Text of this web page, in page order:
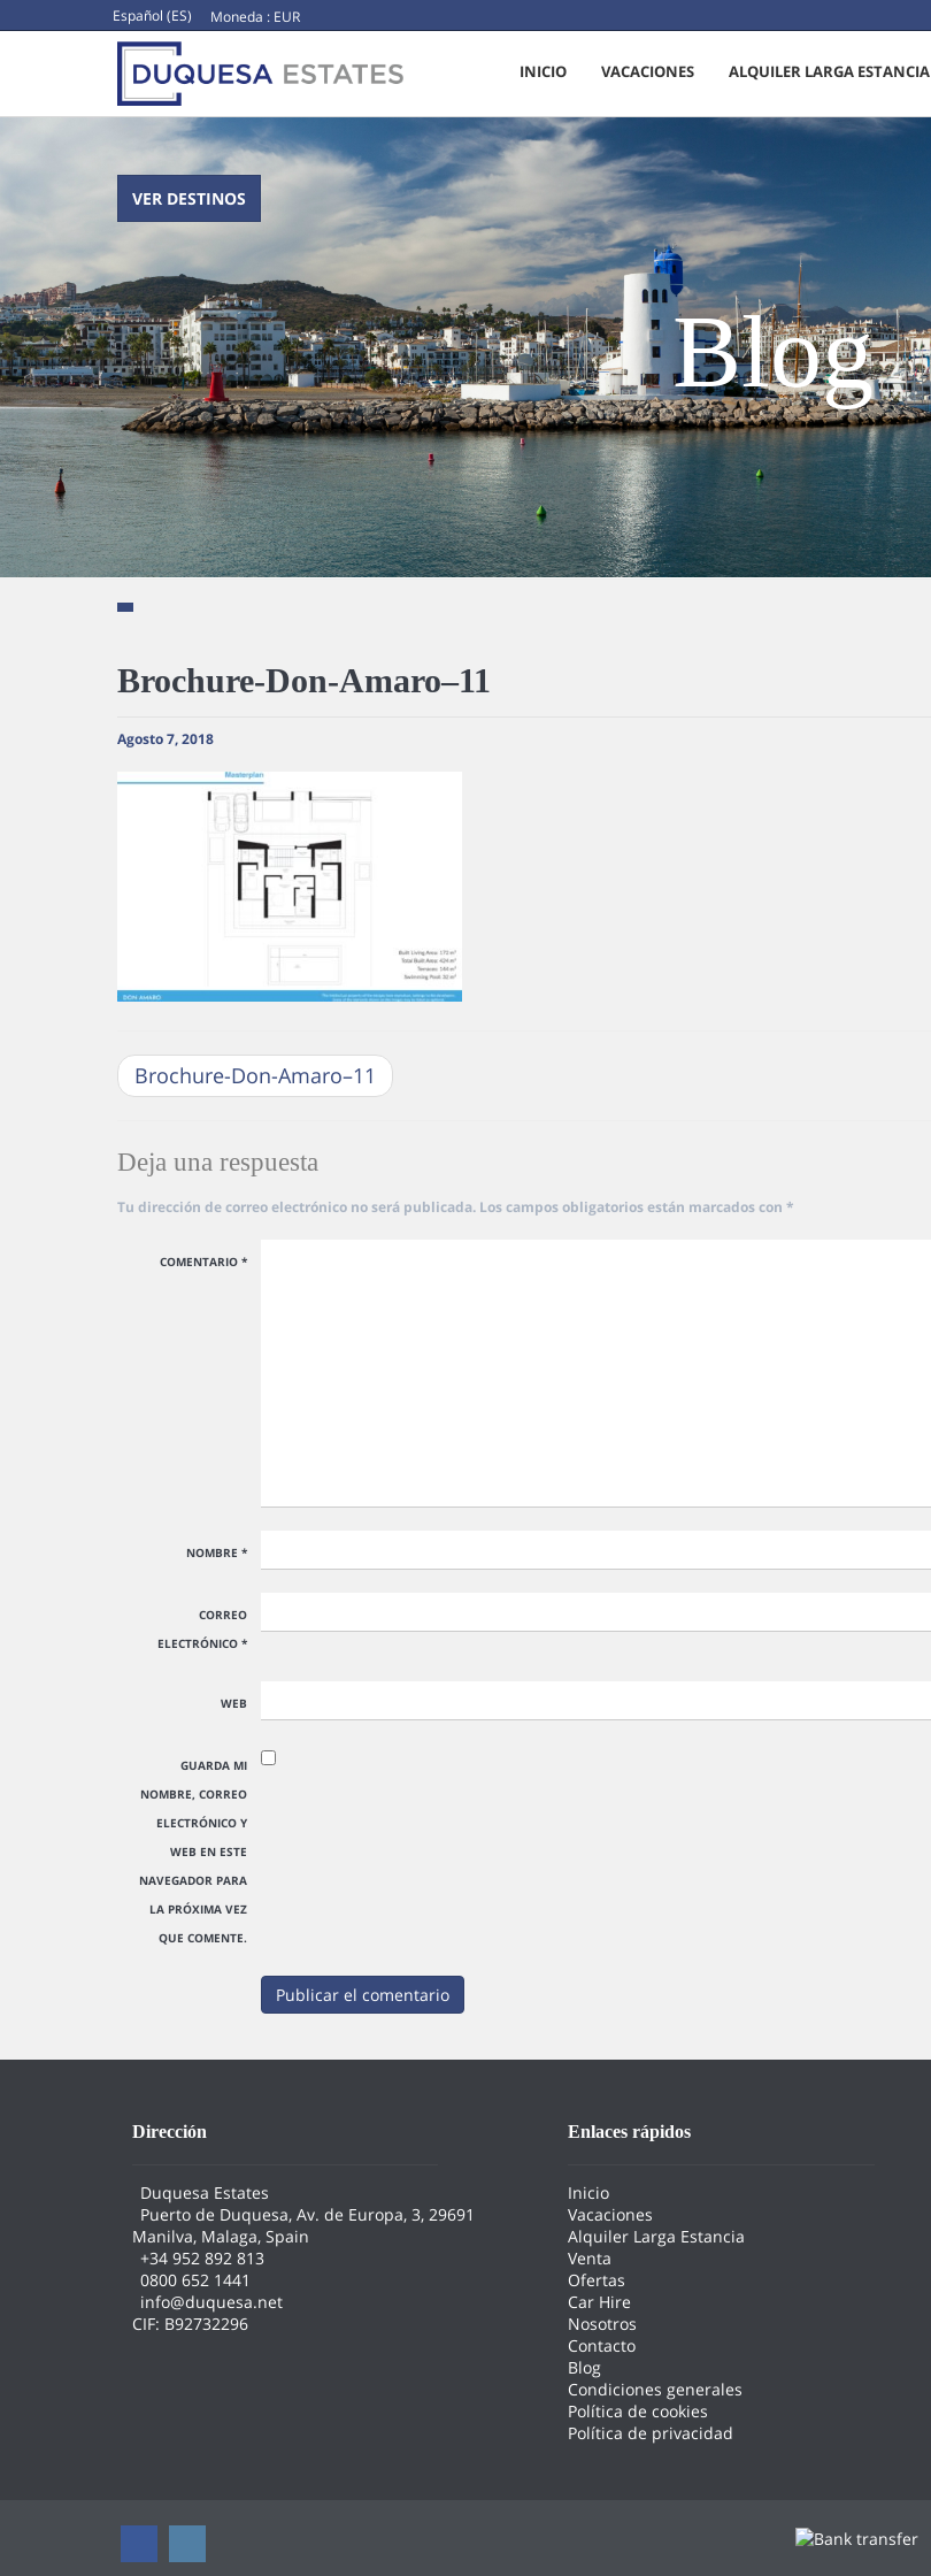
Español (ES) Moneda : EUR
INICIO VACACIONES ALQUILER LARGA ESTANCIA
VER DESTINOS
Blog
Brochure-Don-Amaro–11
Agosto 7, 2018
Brochure-Don-Amaro–11
Deja una respuesta
Tu dirección de correo electrónico no será publicada. Los campos obligatorios están marcados con *
COMENTARIO *
NOMBRE *
CORREO
ELECTRÓNICO *
WEB
GUARDA MI
NOMBRE, CORREO
ELECTRÓNICO Y
WEB EN ESTE
NAVEGADOR PARA
LA PRÓXIMA VEZ
QUE COMENTE.
Dirección
Duquesa Estates
Puerto de Duquesa, Av. de Europa, 3, 29691
Manilva, Malaga, Spain
+34 952 892 813
0800 652 1441
info@duquesa.net
CIF: B92732296
Enlaces rápidos
Inicio
Vacaciones
Alquiler Larga Estancia
Venta
Ofertas
Car Hire
Nosotros
Contacto
Blog
Condiciones generales
Política de cookies
Política de privacidad